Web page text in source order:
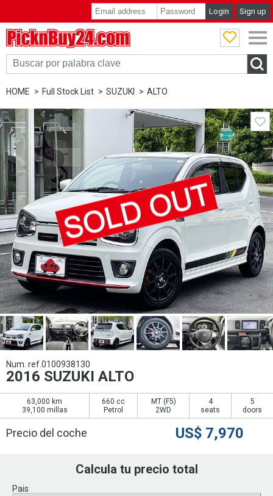
Login Sign up
HOME Full Stock List SUZUKI ALTO
Num. ref.0100938130
2016 SUZUKI ALTO
63,000 km
39,100 millas
660 cc
Petrol
MT ( F5)
2WD
4
seats
5
doors
Precio del coche US$ 7,970
Calcula tu precio total
Pais